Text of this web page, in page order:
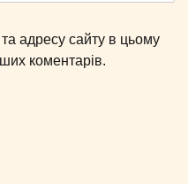
адресу сайту в цьому
коментарів.